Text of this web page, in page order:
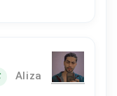
Aliza